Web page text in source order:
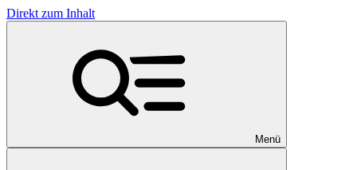
Direkt zum Inhalt
Menü